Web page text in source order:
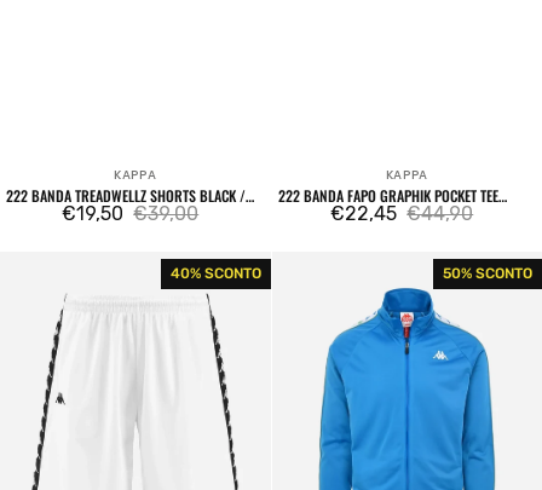
Venditore:
KAPPA
222 BANDA TREADWELLZ SHORTS BLACK /
WHITE ANTIQUE / RED
Prezzo
€19,50
Prezzo
regolare
€39,00
Venditore:
KAPPA
222 BANDA FAPO GRAPHIK POCKET TEE
GREEN DUSTY / BLUE SMURF
Prezzo
vendita
€22,45
Prezzo
regolare
€44,90
Treadwellz
Shorts
White
40% SCONTO 222
Banda
Anniston
Sweatshirt
Smurf
50% SCONTO